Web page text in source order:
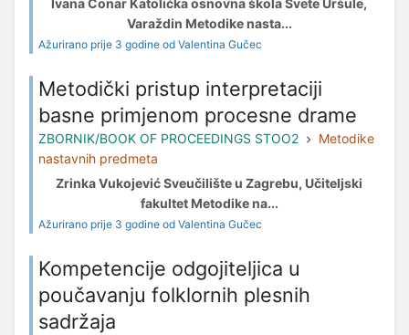
Ivana Conar Katolička osnovna škola Svete Uršule,
Varaždin Metodike nasta...
Ažurirano prije 3 godine od Valentina Gučec
Metodički pristup interpretaciji
basne primjenom procesne drame
ZBORNIK/BOOK OF PROCEEDINGS STOO2
Metodike
nastavnih predmeta
Zrinka Vukojević Sveučilište u Zagrebu, Učiteljski
fakultet Metodike na...
Ažurirano prije 3 godine od Valentina Gučec
Kompetencije odgojiteljica u
poučavanju folklornih plesnih
sadržaja